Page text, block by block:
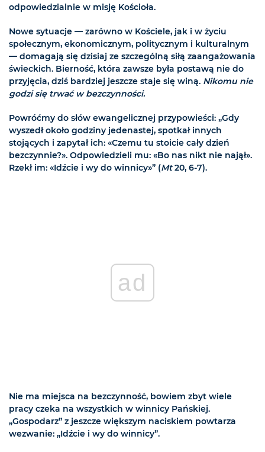
odpowiedzialnie w misję Kościoła.
Nowe sytuacje — zarówno w Kościele, jak i w życiu
społecznym, ekonomicznym, politycznym i kulturalnym
— domagają się dzisiaj ze szczególną siłą zaangażowania
świeckich. Bierność, która zawsze była postawą nie do
przyjęcia, dziś bardziej jeszcze staje się winą. Nikomu nie
godzi się trwać w bezczynności.
Powróćmy do słów ewangelicznej przypowieści: „Gdy
wyszedł około godziny jedenastej, spotkał innych
stojących i zapytał ich: «Czemu tu stoicie cały dzień
bezczynnie?». Odpowiedzieli mu: «Bo nas nikt nie najął».
Rzekł im: «Idźcie i wy do winnicy»” (Mt20, 6-7).
ad
Nie ma miejsca na bezczynność, bowiem zbyt wiele
pracy czeka na wszystkich w winnicy Pańskiej.
„Gospodarz” z jeszcze większym naciskiem powtarza
wezwanie: „Idźcie i wy do winnicy”.